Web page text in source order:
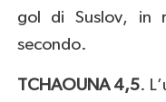
gol di Suslov, in
secondo.
TCHAOUNA 4,5.